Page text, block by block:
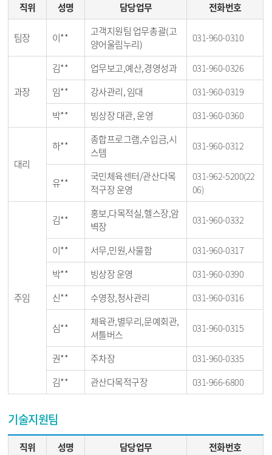
직위 성명 담당업무 전화번호
팀장 이**
고객지원팀 업무총괄(고
양어울림누리)
031-960-0310
과장
김** 업무보고,예산,경영성과
031-960-0326
임**
강사관리, 임대
031-960-0319
박**
빙상장 대관, 운영 031-960-0360
대리
하**
종합프로그램,수입금,시
스템
031-960-0312
유**
국민체육센터/관산다목
적구장 운영
031-962-5200(22
06)
주임
김**
홍보,다목적실,헬스장,암
벽장
031-960-0332
이** 서무,민원,사물함
031-960-0317
박**
빙상장 운영
031-960-0390
신**
수영장,청사관리 031-960-0316
심**
체육관,별무리,문예회관,
셔틀버스
031-960-0315
권** 주차장
031-960-0335
김**
관산다목적구장 031-966-6800
기술지원팀
직위 성명 담당업무 전화번호